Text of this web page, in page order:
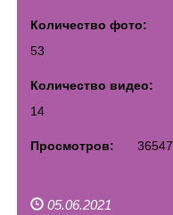
Количество фото:
53
Количество видео:
14
Просмотров: 36547
05.06.2021